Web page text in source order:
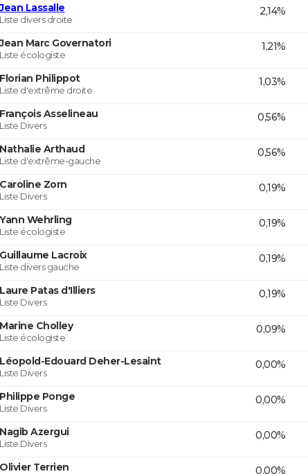
Jean Lassalle
Liste divers droite
2,14%
Jean Marc Governatori
Liste écologiste
1,21%
Florian Philippot
Liste d'extrême droite
1,03%
François Asselineau
Liste Divers
0,56%
Nathalie Arthaud
Liste d'extrême-gauche
0,56%
Caroline Zorn
Liste Divers
0,19%
Yann Wehrling
Liste écologiste
0,19%
Guillaume Lacroix
Liste divers gauche
0,19%
Laure Patas d'Illiers
Liste Divers
0,19%
Marine Cholley
Liste écologiste
0,09%
Léopold-Edouard Deher-Lesaint
Liste Divers
0,00%
Philippe Ponge
Liste Divers
0,00%
Nagib Azergui
Liste Divers
0,00%
Olivier Terrien 0,00%